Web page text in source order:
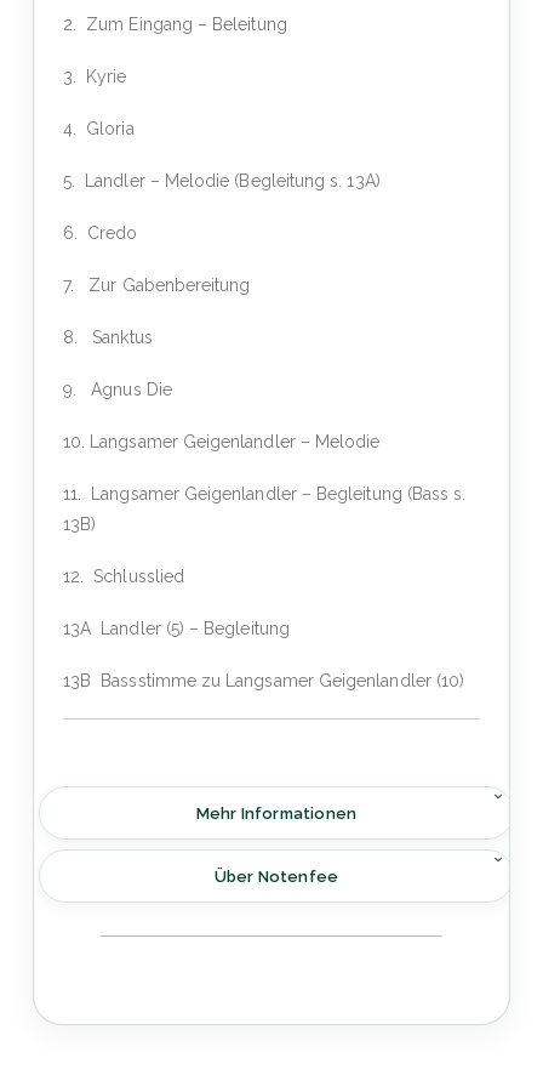
2. Zum Eingang – Beleitung
3. Kyrie
4. Gloria
5. Landler – Melodie (Begleitung s. 13A)
6. Credo
7. Zur Gabenbereitung
8. Sanktus
9. Agnus Die
10. Langsamer Geigenlandler – Melodie
11. Langsamer Geigenlandler – Begleitung (Bass s.
13B)
12. Schlusslied
13A Landler (5) – Begleitung
13B Bassstimme zu Langsamer Geigenlandler (10)
Mehr Informationen
Über Notenfee